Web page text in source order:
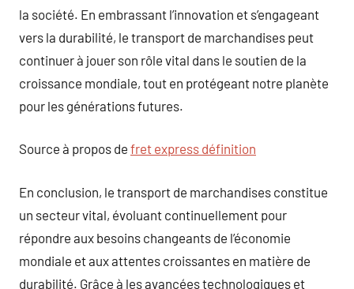
la société. En embrassant l’innovation et s’engageant
vers la durabilité, le transport de marchandises peut
continuer à jouer son rôle vital dans le soutien de la
croissance mondiale, tout en protégeant notre planète
pour les générations futures.
Source à propos de fret express définition
En conclusion, le transport de marchandises constitue
un secteur vital, évoluant continuellement pour
répondre aux besoins changeants de l’économie
mondiale et aux attentes croissantes en matière de
durabilité. Grâce à les avancées technologiques et